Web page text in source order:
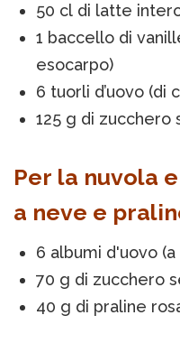
50 cl di latte
1 baccello di
esocarpo)
6 tuorli d’uovo (di
125 g di zucchero
Per la nuvola
a neve e
6 albumi d'uovo
70 g di zucchero
40 g di praline